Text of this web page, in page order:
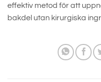
effektiv metod för att
bakdel utan kirurgiska